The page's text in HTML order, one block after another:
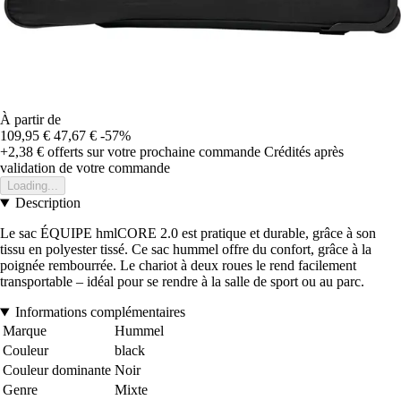
À partir de
109,95 € 47,67 € -57%
+2,38 € offerts sur votre prochaine commande Crédités après
validation de votre commande
Loading...
Description
Le sac ÉQUIPE hmlCORE 2.0 est pratique et durable, grâce à son
tissu en polyester tissé. Ce sac hummel offre du confort, grâce à la
poignée rembourrée. Le chariot à deux roues le rend facilement
transportable – idéal pour se rendre à la salle de sport ou au parc.
Informations complémentaires
Marque
Hummel
Couleur
black
Couleur dominante Noir
Genre
Mixte